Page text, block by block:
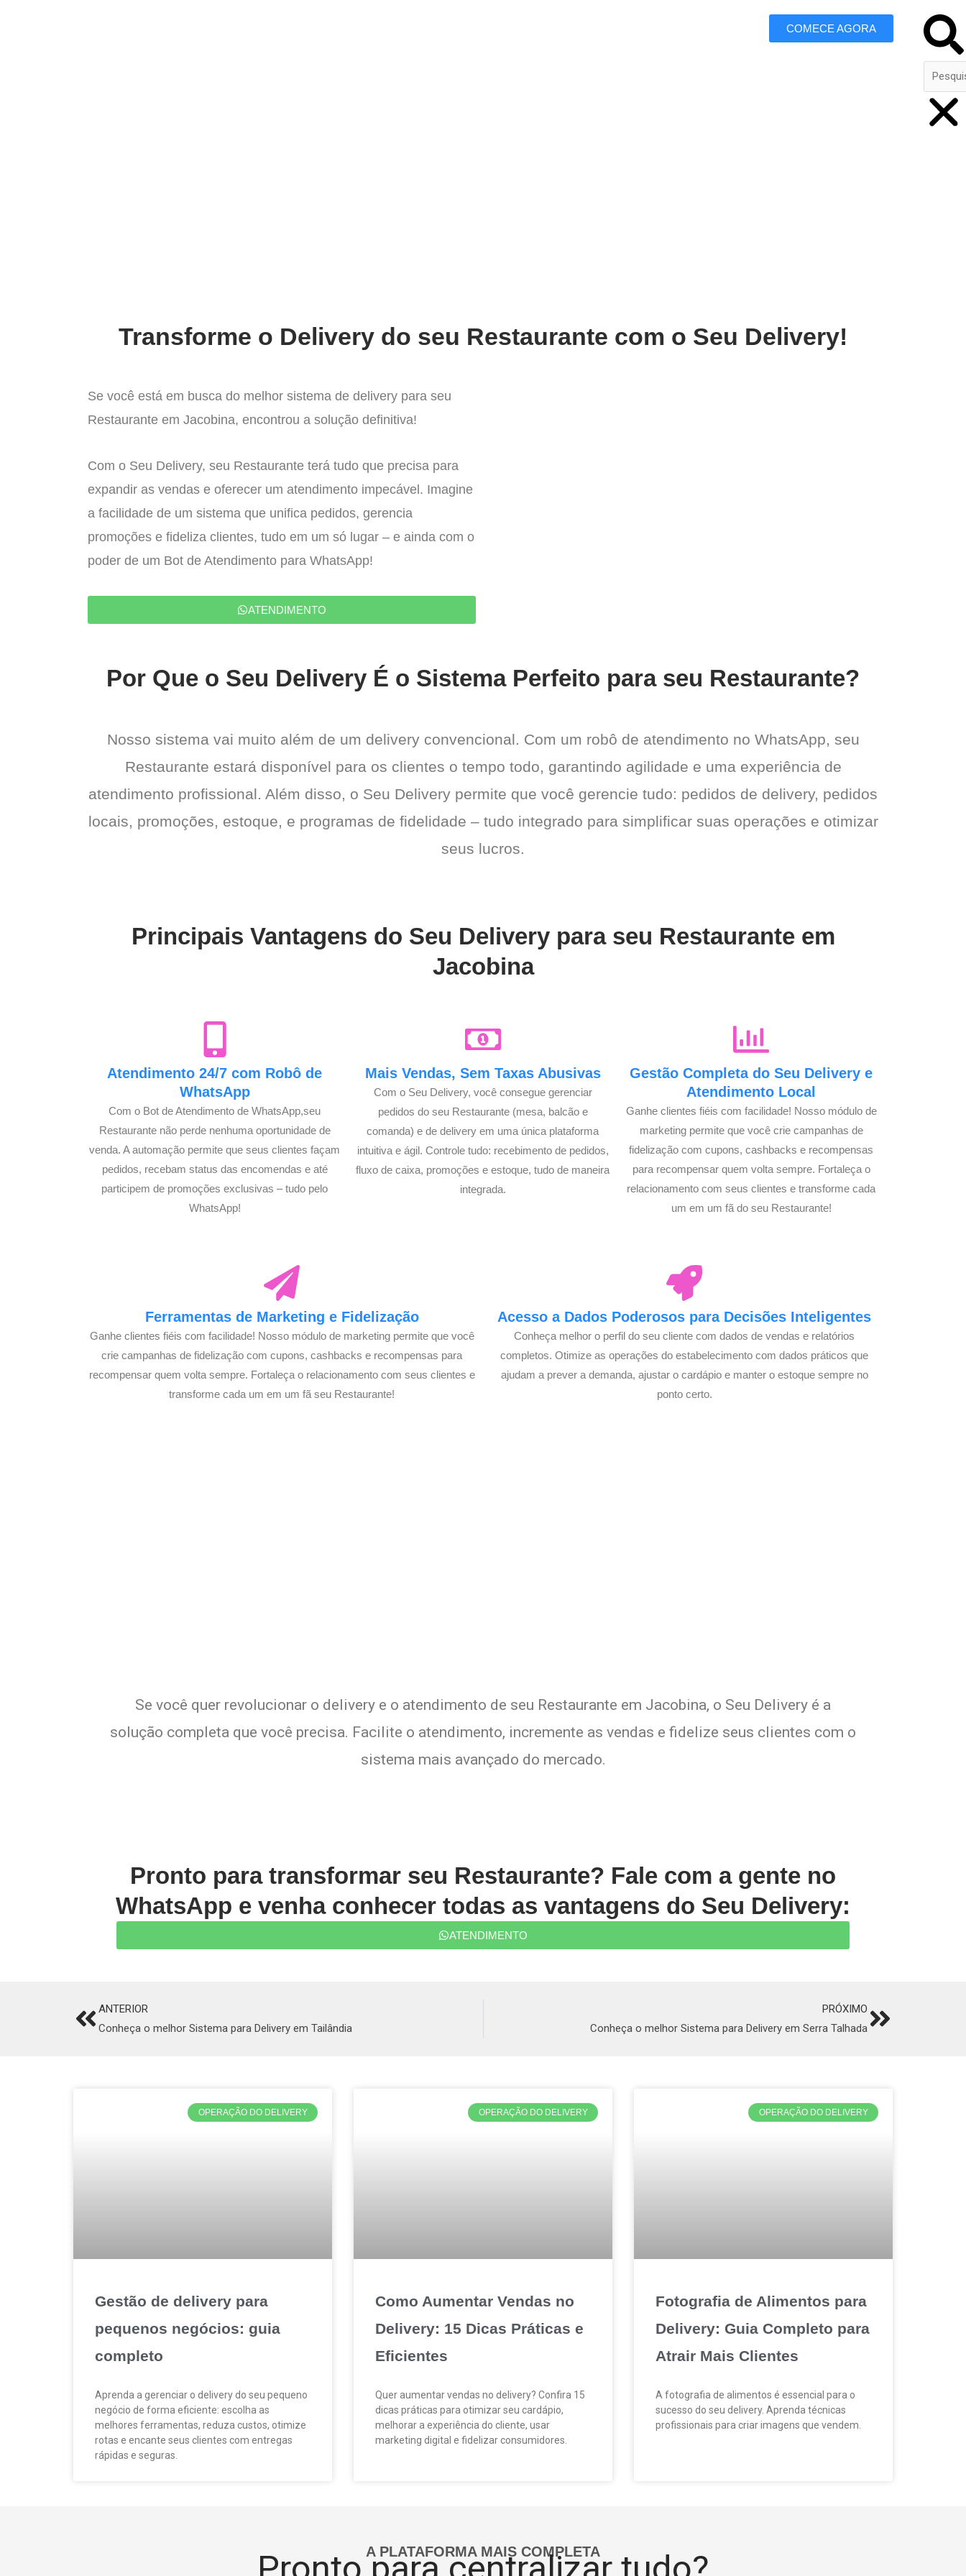
COMECE AGORA Search
Transforme o Delivery do seu Restaurante com o Seu Delivery!
Se você está em busca do melhor sistema de delivery para seu
Restaurante em Jacobina, encontrou a solução definitiva!
Com o Seu Delivery, seu Restaurante terá tudo que precisa para
expandir as vendas e oferecer um atendimento impecável. Imagine
a facilidade de um sistema que unifica pedidos, gerencia
promoções e fideliza clientes, tudo em um só lugar – e ainda com o
poder de um Bot de Atendimento para WhatsApp!
ATENDIMENTO
Por Que o Seu Delivery É o Sistema Perfeito para seu Restaurante?
Nosso sistema vai muito além de um delivery convencional. Com um robô de atendimento no WhatsApp, seu
Restaurante estará disponível para os clientes o tempo todo, garantindo agilidade e uma experiência de
atendimento profissional. Além disso, o Seu Delivery permite que você gerencie tudo: pedidos de delivery, pedidos
locais, promoções, estoque, e programas de fidelidade – tudo integrado para simplificar suas operações e otimizar
seus lucros.
Principais Vantagens do Seu Delivery para seu Restaurante em
Jacobina
Atendimento 24/7 com Robô de
WhatsApp
Com o Bot de Atendimento de WhatsApp,seu
Restaurante não perde nenhuma oportunidade de
venda. A automação permite que seus clientes façam
pedidos, recebam status das encomendas e até
participem de promoções exclusivas – tudo pelo
WhatsApp!
Mais Vendas, Sem Taxas Abusivas
Com o Seu Delivery, você consegue gerenciar
pedidos do seu Restaurante (mesa, balcão e
comanda) e de delivery em uma única plataforma
intuitiva e ágil. Controle tudo: recebimento de pedidos,
fluxo de caixa, promoções e estoque, tudo de maneira
integrada.
Gestão Completa do Seu Delivery e
Atendimento Local
Ganhe clientes fiéis com facilidade! Nosso módulo de
marketing permite que você crie campanhas de
fidelização com cupons, cashbacks e recompensas
para recompensar quem volta sempre. Fortaleça o
relacionamento com seus clientes e transforme cada
um em um fã do seu Restaurante!
Ferramentas de Marketing e Fidelização
Ganhe clientes fiéis com facilidade! Nosso módulo de marketing permite que você
crie campanhas de fidelização com cupons, cashbacks e recompensas para
recompensar quem volta sempre. Fortaleça o relacionamento com seus clientes e
transforme cada um em um fã seu Restaurante!
Acesso a Dados Poderosos para Decisões Inteligentes
Conheça melhor o perfil do seu cliente com dados de vendas e relatórios
completos. Otimize as operações do estabelecimento com dados práticos que
ajudam a prever a demanda, ajustar o cardápio e manter o estoque sempre no
ponto certo.
Se você quer revolucionar o delivery e o atendimento de seu Restaurante em Jacobina, o Seu Delivery é a
solução completa que você precisa. Facilite o atendimento, incremente as vendas e fidelize seus clientes com o
sistema mais avançado do mercado.
Pronto para transformar seu Restaurante? Fale com a gente no
WhatsApp e venha conhecer todas as vantagens do Seu Delivery:
ATENDIMENTO
PrevANTERIOR
Conheça o melhor Sistema para Delivery em Tailândia
PRÓXIMO
Conheça o melhor Sistema para Delivery em Serra Talhada Next
OPERAÇÃO DO DELIVERY
Gestão de delivery para
pequenos negócios: guia
completo
Aprenda a gerenciar o delivery do seu pequeno
negócio de forma eficiente: escolha as
melhores ferramentas, reduza custos, otimize
rotas e encante seus clientes com entregas
rápidas e seguras.
OPERAÇÃO DO DELIVERY
Como Aumentar Vendas no
Delivery: 15 Dicas Práticas e
Eficientes
Quer aumentar vendas no delivery? Confira 15
dicas práticas para otimizar seu cardápio,
melhorar a experiência do cliente, usar
marketing digital e fidelizar consumidores.
OPERAÇÃO DO DELIVERY
Fotografia de Alimentos para
Delivery: Guia Completo para
Atrair Mais Clientes
A fotografia de alimentos é essencial para o
sucesso do seu delivery. Aprenda técnicas
profissionais para criar imagens que vendem.
A PLATAFORMA MAIS COMPLETA